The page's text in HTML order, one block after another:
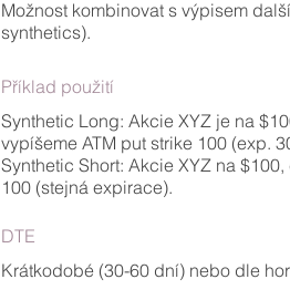
Možnost kombinovat s výpisem
synthetics).
Příklad použití
Synthetic Long: Akcie XYZ je na
vypíšeme ATM put strike 100 (exp.
Synthetic Short: Akcie XYZ na
100 (stejná expirace).
DTE
Krátkodobé (30-60 dní) nebo dle